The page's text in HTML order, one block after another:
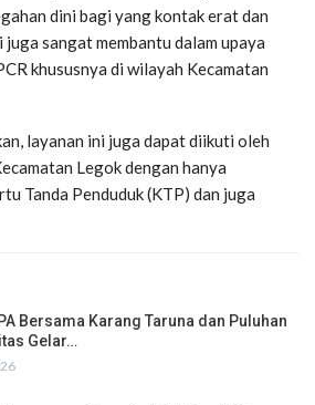
dini bagi yang kontak erat dan
sangat membantu dalam upaya
khususnya di wilayah Kecamatan
layanan ini juga dapat diikuti oleh
Legok dengan hanya
Tanda Penduduk (KTP) dan juga
Bersama Karang Taruna dan Puluhan
Gelar…